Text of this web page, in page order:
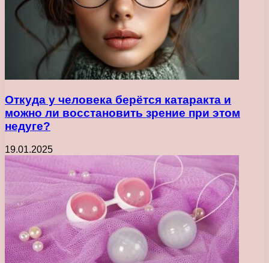
Откуда у человека берётся катаракта и
можно ли восстановить зрение при этом
недуге?
19.01.2025